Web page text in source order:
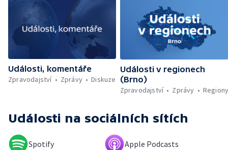
Události, komentáře
Zpravodajství
Zprávy Diskuze
Události v regionech
(Brno)
Zpravodajství
Zprávy
Události na sociálních sítích
Spotify Apple Podcasts